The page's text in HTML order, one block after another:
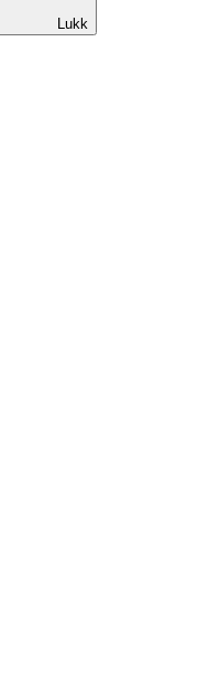
Lukk